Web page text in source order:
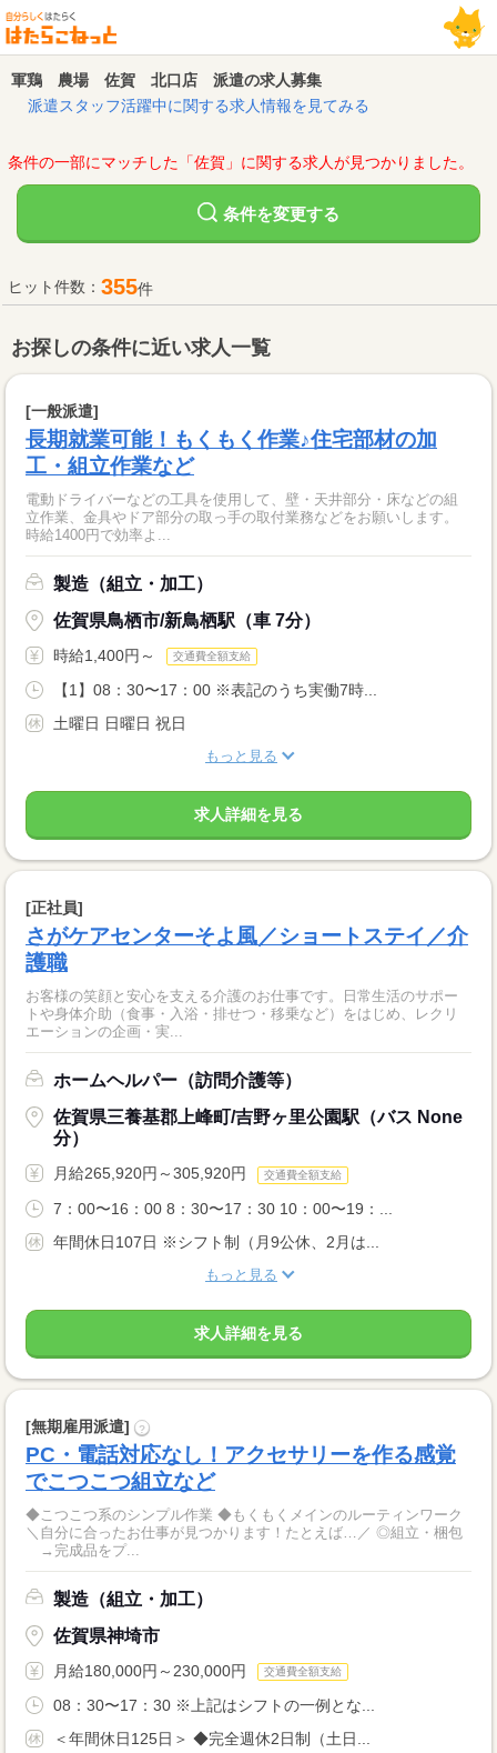
軍鶏 農場 佐賀 北口店 派遣の求人募集
派遣スタッフ活躍中に関する求人情報を見てみる
条件の一部にマッチした「佐賀」に関する求人が見つかりました。
条件を変更する
ヒット件数： 355件
お探しの条件に近い求人一覧
[一般派遣]
長期就業可能！もくもく作業♪住宅部材の加
工・組立作業など
電動ドライバーなどの工具を使用して、壁・天井部分・床などの組
立作業、金具やドア部分の取っ手の取付業務などをお願いします。
時給1400円で効率よ...
製造（組立・加工）
佐賀県鳥栖市/新鳥栖駅（車 7分）
時給1,400円～ 交通費全額支給
【1】08：30〜17：00 ※表記のうち実働7時...
土曜日 日曜日 祝日
もっと見る
求人詳細を見る
[正社員]
さがケアセンターそよ風／ショートステイ／介
護職
お客様の笑顔と安心を支える介護のお仕事です。日常生活のサポー
トや身体介助（食事・入浴・排せつ・移乗など）をはじめ、レクリ
エーションの企画・実...
ホームヘルパー（訪問介護等）
佐賀県三養基郡上峰町/吉野ヶ里公園駅（バス None
分）
月給265,920円～305,920円 交通費全額支給
7：00〜16：00 8：30〜17：30 10：00〜19：...
年間休日107日 ※シフト制（月9公休、2月は...
もっと見る
求人詳細を見る
[無期雇用派遣] ?
PC・電話対応なし！アクセサリーを作る感覚
でこつこつ組立など
◆こつこつ系のシンプル作業 ◆もくもくメインのルーティンワーク
＼自分に合ったお仕事が見つかります！たとえば…／ ◎組立・梱包
→完成品をプ...
製造（組立・加工）
佐賀県神埼市
月給180,000円～230,000円 交通費全額支給
08：30〜17：30 ※上記はシフトの一例とな...
＜年間休日125日＞ ◆完全週休2日制（土日...